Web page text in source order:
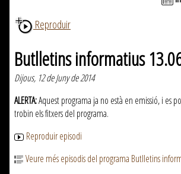
Reproduir
Butlletins informatius
Dijous, 12 de Juny de 2014
ALERTA:Aquest programa ja no està en emissió, i es
trobin els fitxers del programa.
Reproduir episodi
Veure més episodis del programa Butlletins